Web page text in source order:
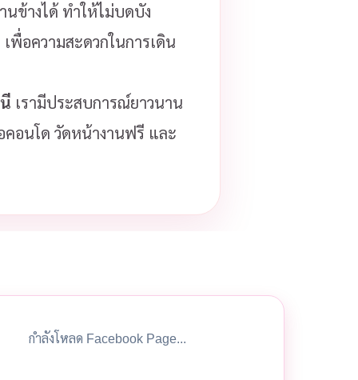
ข้างได้ ทำให้ไม่บดบัง
อความสะดวกในการเดิน
เรามีประสบการณ์ยาวนาน
คอนโด วัดหน้างานฟรี และ
กำลังโหลด Facebook Page...